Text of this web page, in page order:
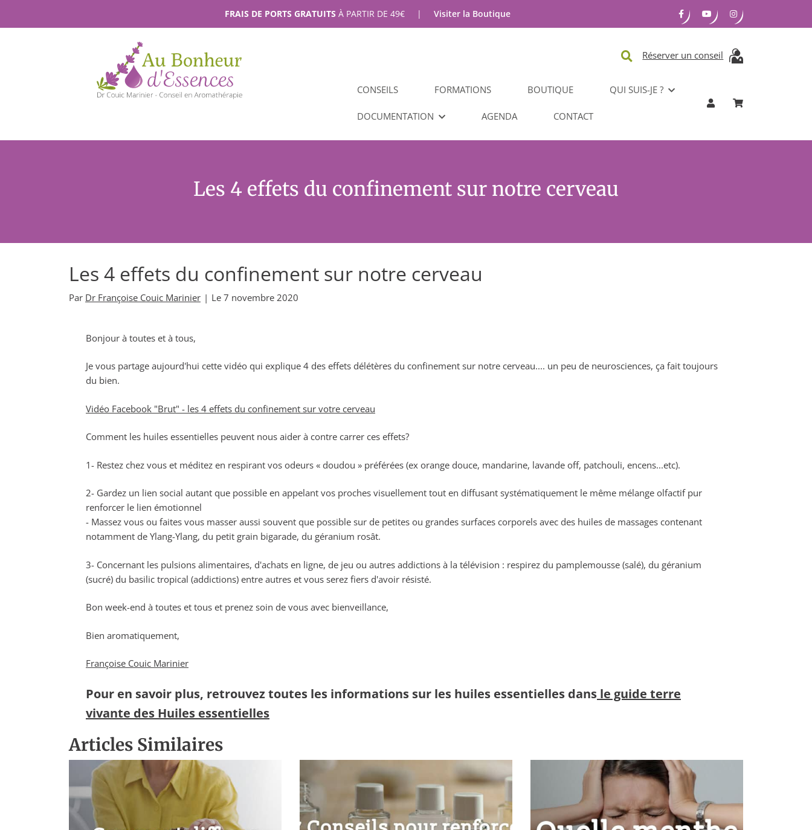
FRAIS DE PORTS GRATUITS À PARTIR DE 49€ | Visiter la Boutique
Réserver un conseil
CONSEILS FORMATIONS BOUTIQUE QUI SUIS-JE ?
DOCUMENTATION AGENDA CONTACT
Les 4 effets du confinement sur notre cerveau
Les 4 effets du confinement sur notre cerveau
Par Dr Françoise Couic Marinier | Le 7 novembre 2020
Bonjour à toutes et à tous,
Je vous partage aujourd'hui cette vidéo qui explique 4 des effets délétères du confinement sur notre cerveau.... un peu de neurosciences, ça fait toujours
du bien.
Vidéo Facebook "Brut" - les 4 effets du confinement sur votre cerveau
Comment les huiles essentielles peuvent nous aider à contre carrer ces effets?
1- Restez chez vous et méditez en respirant vos odeurs « doudou » préférées (ex orange douce, mandarine, lavande off, patchouli, encens...etc).
2- Gardez un lien social autant que possible en appelant vos proches visuellement tout en diffusant systématiquement le même mélange olfactif pur
renforcer le lien émotionnel
- Massez vous ou faites vous masser aussi souvent que possible sur de petites ou grandes surfaces corporels avec des huiles de massages contenant
notamment de Ylang-Ylang, du petit grain bigarade, du géranium rosât.
3- Concernant les pulsions alimentaires, d'achats en ligne, de jeu ou autres addictions à la télévision : respirez du pamplemousse (salé), du géranium
(sucré) du basilic tropical (addictions) entre autres et vous serez fiers d'avoir résisté.
Bon week-end à toutes et tous et prenez soin de vous avec bienveillance,
Bien aromatiquement,
Françoise Couic Marinier
Pour en savoir plus, retrouvez toutes les informations sur les huiles essentielles dans le guide terre
vivante des Huiles essentielles
Articles Similaires